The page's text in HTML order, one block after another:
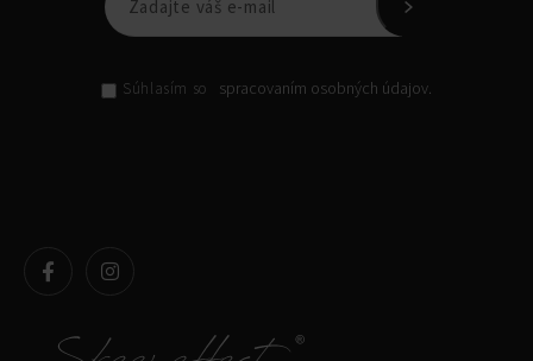
Súhlasím so spracovaním osobných údajov.